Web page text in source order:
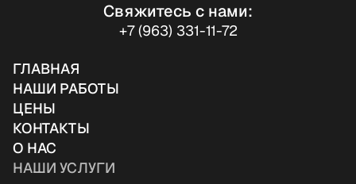
Свяжитесь с нами:
+7 (963) 331-11-72
ГЛАВНАЯ
НАШИ РАБОТЫ
ЦЕНЫ
КОНТАКТЫ
О НАС
НАШИ УСЛУГИ